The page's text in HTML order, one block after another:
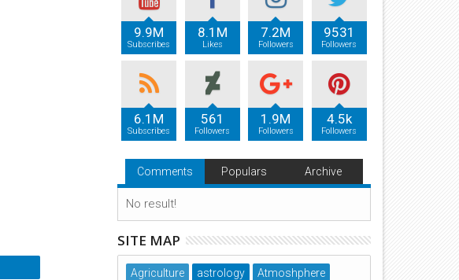
9.9M
Subscribes
8.1M
Likes
7.2M
Followers
9531
Followers
6.1M
Subscribes
561
Followers
1.9M
Followers
4.5k
Followers
Comments Populars Archive
No result!
SITE MAP
Agriculture astrology
Atmoshphere